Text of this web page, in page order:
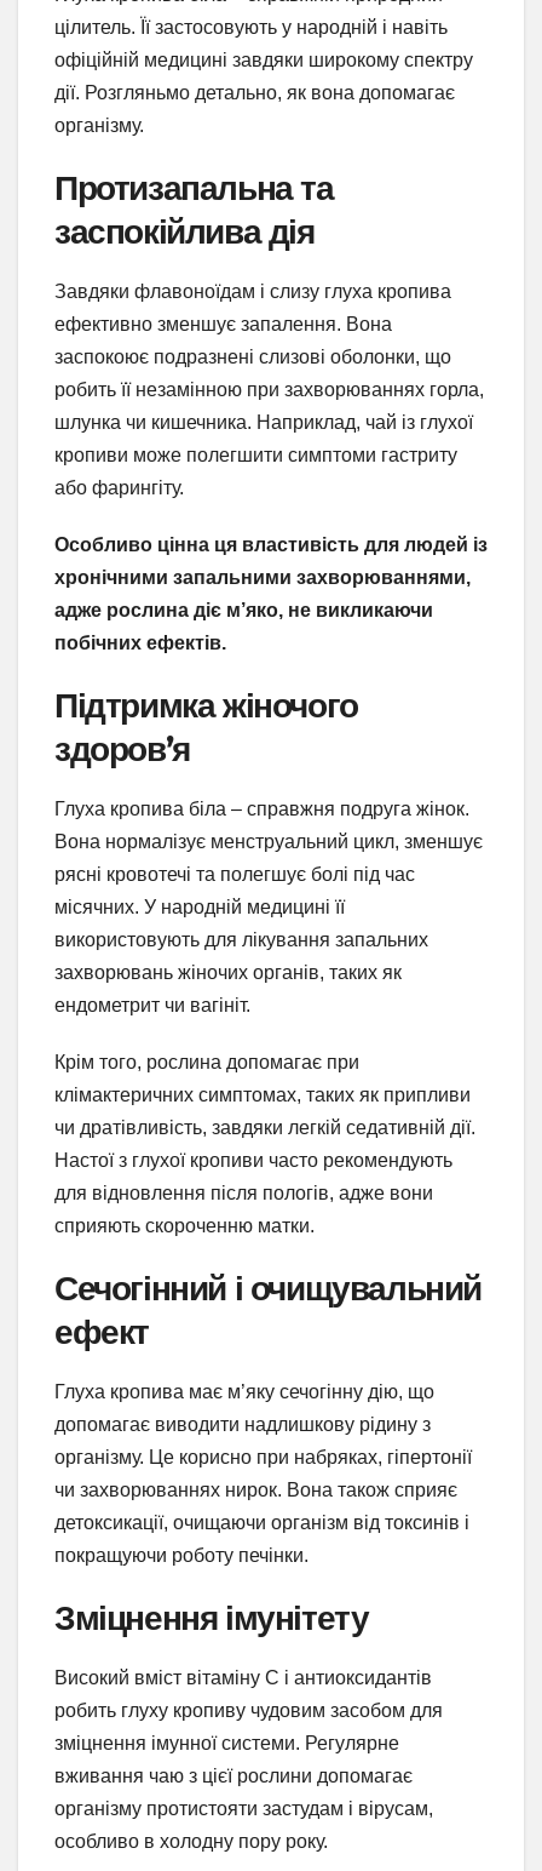
цілитель. Її застосовують у народній і навіть
офіційній медицині завдяки широкому спектру
дії. Розгляньмо детально, як вона допомагає
організму.
Протизапальна та
заспокійлива дія
Завдяки флавоноїдам і слизу глуха кропива
ефективно зменшує запалення. Вона
заспокоює подразнені слизові оболонки, що
робить її незамінною при захворюваннях горла,
шлунка чи кишечника. Наприклад, чай із глухої
кропиви може полегшити симптоми гастриту
або фарингіту.
Особливо цінна ця властивість для людей із
хронічними запальними захворюваннями,
адже рослина діє м’яко, не викликаючи
побічних ефектів.
Підтримка жіночого
здоров’я
Глуха кропива біла – справжня подруга жінок.
Вона нормалізує менструальний цикл, зменшує
рясні кровотечі та полегшує болі під час
місячних. У народній медицині її
використовують для лікування запальних
захворювань жіночих органів, таких як
ендометрит чи вагініт.
Крім того, рослина допомагає при
клімактеричних симптомах, таких як припливи
чи дратівливість, завдяки легкій седативній дії.
Настої з глухої кропиви часто рекомендують
для відновлення після пологів, адже вони
сприяють скороченню матки.
Сечогінний і очищувальний
ефект
Глуха кропива має м’яку сечогінну дію, що
допомагає виводити надлишкову рідину з
організму. Це корисно при набряках, гіпертонії
чи захворюваннях нирок. Вона також сприяє
детоксикації, очищаючи організм від токсинів і
покращуючи роботу печінки.
Зміцнення імунітету
Високий вміст вітаміну С і антиоксидантів
робить глуху кропиву чудовим засобом для
зміцнення імунної системи. Регулярне
вживання чаю з цієї рослини допомагає
організму протистояти застудам і вірусам,
особливо в холодну пору року.